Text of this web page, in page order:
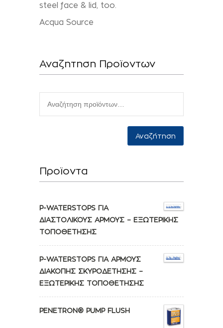
steel face & lid, too.
Acqua Source
Αναζητηση Προϊοντων
Αναζήτηση
Προϊοντα
P-WATERSTOPS ΓΙΑ
ΔΙΑΣΤΟΛΙΚΟΥΣ ΑΡΜΟΥΣ – ΕΞΩΤΕΡΙΚΗΣ
ΤΟΠΟΘΕΤΗΣΗΣ
P-WATERSTOPS ΓΙΑ ΑΡΜΟΥΣ
ΔΙΑΚΟΠΗΣ ΣΚΥΡΟΔΕΤΗΣΗΣ –
ΕΞΩΤΕΡΙΚΗΣ ΤΟΠΟΘΕΤΗΣΗΣ
PENETRON® PUMP FLUSH